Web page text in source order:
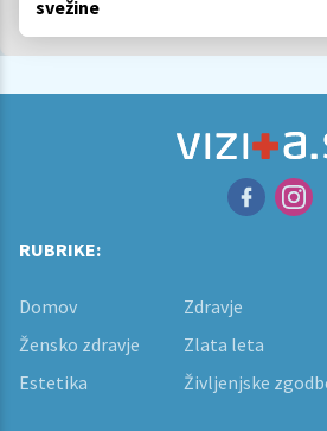
svežine
RUBRIKE:
Domov Zdravje
Žensko zdravje
Zlata leta
Estetika
Življenjske